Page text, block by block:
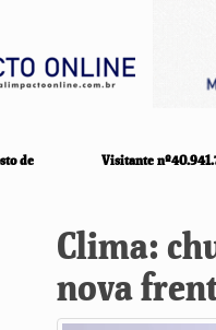
de
Visitante
Clima:
nova